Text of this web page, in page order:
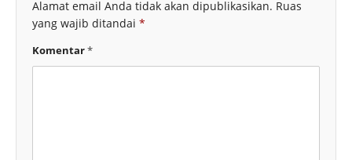
Alamat email Anda tidak akan dipublikasikan. Ruas
yang wajib ditandai *
Komentar*